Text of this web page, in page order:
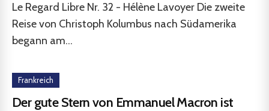
Le Regard Libre Nr. 32 - Hélène Lavoyer Die zweite
Reise von Christoph Kolumbus nach Südamerika
begann am...
Frankreich
Der gute Stern von Emmanuel Macron ist